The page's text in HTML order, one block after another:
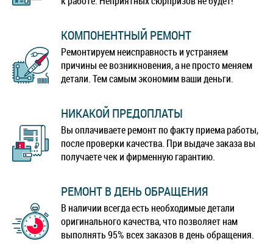
КОМПОНЕНТНЫЙ РЕМОНТ
Ремонтируем неисправность и устраняем
причины ее возникновения, а не просто меняем
детали. Тем самым экономим ваши деньги.
НИКАКОЙ ПРЕДОПЛАТЫ
Вы оплачиваете ремонт по факту приема работы,
после проверки качества. При выдаче заказа вы
получаете чек и фирменную гарантию.
РЕМОНТ В ДЕНЬ ОБРАЩЕНИЯ
В наличии всегда есть необходимые детали
оригинального качества, что позволяет нам
выполнять 95% всех заказов в день обращения.